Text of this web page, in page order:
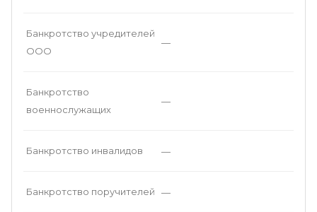
Банкротство учредителей
ООО
—
Банкротство
военнослужащих
—
Банкротство инвалидов —
Банкротство поручителей —